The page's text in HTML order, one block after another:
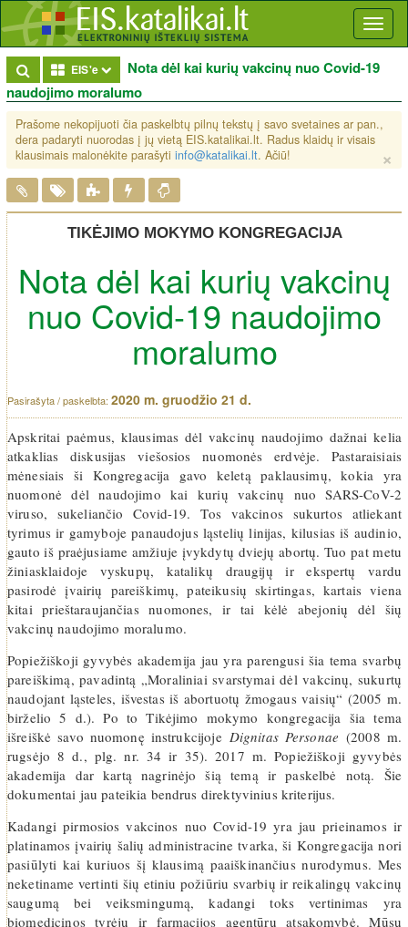
EIS'e Toggle Dropdown
Nota dėl kai kurių vakcinų nuo Covid-19
naudojimo moralumo
Prašome nekopijuoti čia paskelbtų pilnų tekstų į savo svetaines ar pan.,
dera padaryti nuorodas į jų vietą EIS.katalikai.lt. Radus klaidų ir visais
klausimais malonėkite parašyti info@katalikai.lt. Ačiū! ×
TIKĖJIMO MOKYMO KONGREGACIJA
Nota dėl kai kurių vakcinų
nuo Covid-19 naudojimo
moralumo
2020 m. gruodžio 21 d.
Apskritai paėmus, klausimas dėl vakcinų naudojimo dažnai kelia
atkaklias diskusijas viešosios nuomonės erdvėje. Pastaraisiais
mėnesiais ši Kongregacija gavo keletą paklausimų, kokia yra
nuomonė dėl naudojimo kai kurių vakcinų nuo SARS-CoV-2
viruso, sukeliančio Covid-19. Tos vakcinos sukurtos atliekant
tyrimus ir gamyboje panaudojus ląstelių linijas, kilusias iš audinio,
gauto iš praėjusiame amžiuje įvykdytų dviejų abortų. Tuo pat metu
žiniasklaidoje vyskupų, katalikų draugijų ir ekspertų vardu
pasirodė įvairių pareiškimų, pateikusių skirtingas, kartais viena
kitai prieštaraujančias nuomones, ir tai kėlė abejonių dėl šių
vakcinų naudojimo moralumo.
Popiežiškoji gyvybės akademija jau yra parengusi šia tema svarbų
pareiškimą, pavadintą „Moraliniai svarstymai dėl vakcinų, sukurtų
naudojant ląsteles, išvestas iš abortuotų žmogaus vaisių“ (2005 m.
birželio 5 d.). Po to Tikėjimo mokymo kongregacija šia tema
išreiškė savo nuomonę instrukcijoje Dignitas Personae (2008 m.
rugsėjo 8 d., plg. nr. 34 ir 35). 2017 m. Popiežiškoji gyvybės
akademija dar kartą nagrinėjo šią temą ir paskelbė notą. Šie
dokumentai jau pateikia bendrus direktyvinius kriterijus.
Kadangi pirmosios vakcinos nuo Covid-19 yra jau prieinamos ir
platinamos įvairių šalių administracine tvarka, ši Kongregacija nori
pasiūlyti kai kuriuos šį klausimą paaiškinančius nurodymus. Mes
neketiname vertinti šių etiniu požiūriu svarbių ir reikalingų vakcinų
saugumą bei veiksmingumą, kadangi toks vertinimas yra
biomedicinos tyrėjų ir farmacijos agentūrų atsakomybė. Mūsų